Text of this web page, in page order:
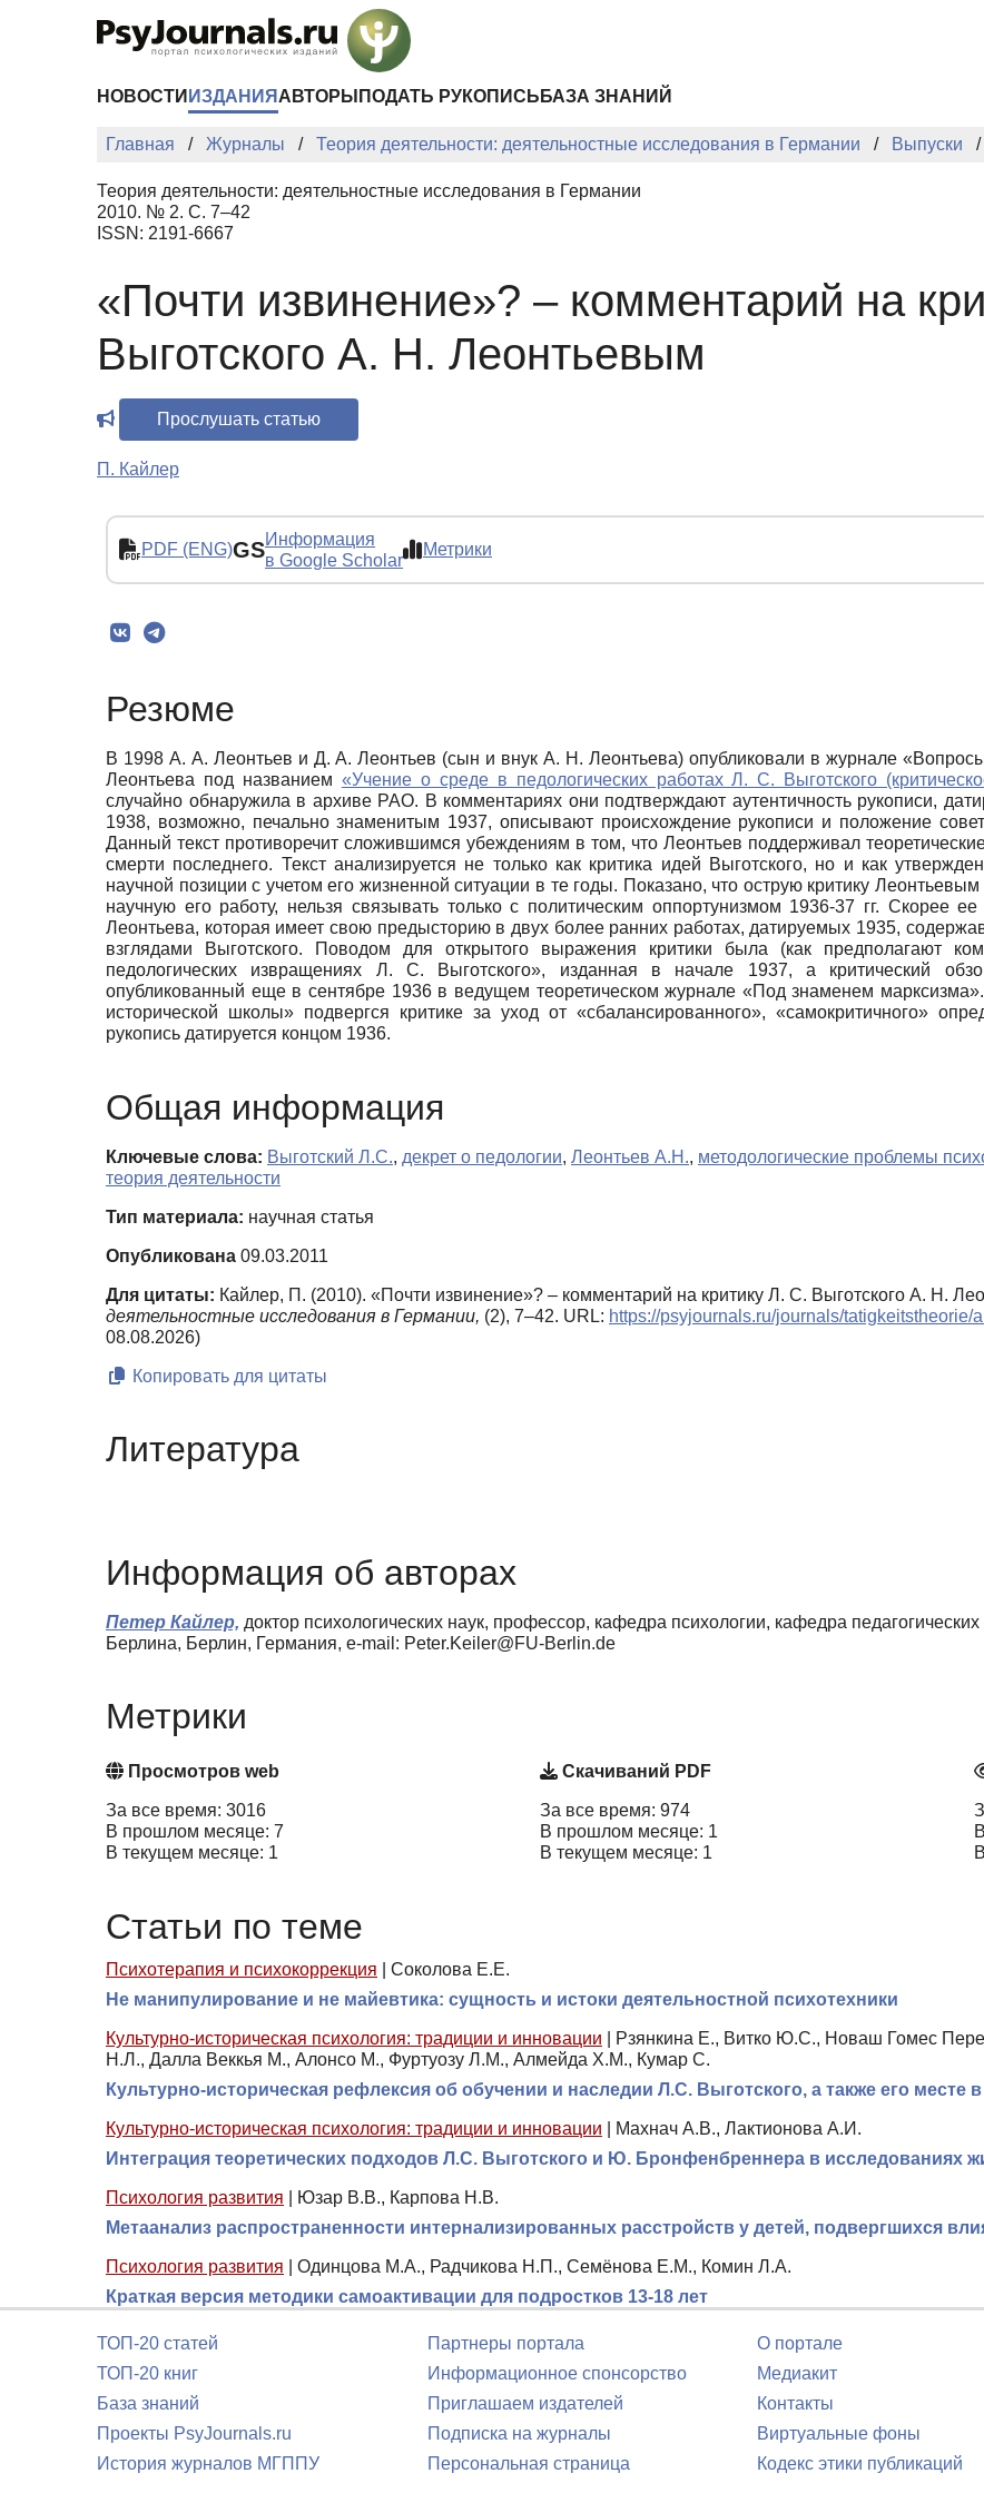
НОВОСТИ ИЗДАНИЯ АВТОРЫ ПОДАТЬ РУКОПИСЬ БАЗА ЗНАНИЙ
Главная Журналы Теория деятельности: деятельностные исследования в Германии Выпуски
Теория деятельности: деятельностные исследования в Германии
2010. № 2. С. 7–42
ISSN: 2191-6667
«Почти извинение»? – комментарий на
Выготского А. Н. Леонтьевым
Прослушать статью
П. Кайлер
PDF (ENG)GSИнформация
в Google Scholar
Метрики
Резюме
В 1998 А. А. Леонтьев и Д. А. Леонтьев (сын и внук А. Н. Леонтьева) опубликовали в журнале
Леонтьева под названием «Учение о среде в педологических работах Л. С. Выготского
случайно обнаружила в архиве РАО. В комментариях они подтверждают аутентичность рукописи,
1938, возможно, печально знаменитым 1937, описывают происхождение рукописи и положение
Данный текст противоречит сложившимся убеждениям в том, что Леонтьев поддерживал
смерти последнего. Текст анализируется не только как критика идей Выготского, но и как
научной позиции с учетом его жизненной ситуации в те годы. Показано, что острую критику
научную его работу, нельзя связывать только с политическим оппортунизмом 1936-37 гг. Скорее
Леонтьева, которая имеет свою предысторию в двух более ранних работах, датируемых 1935,
взглядами Выготского. Поводом для открытого выражения критики была (как
педологических извращениях Л. С. Выготского», изданная в начале 1937, а критический
опубликованный еще в сентябре 1936 в ведущем теоретическом журнале «Под знаменем
исторической школы» подвергся критике за уход от «сбалансированного», «самокритичного»
рукопись датируется концом 1936.
Общая информация
Ключевые слова: Выготский Л.С., декрет о педологии, Леонтьев А.Н., методологические проблемы
теория деятельности
Тип материала: научная статья
Опубликована 09.03.2011
Для цитаты: Кайлер, П. (2010). «Почти извинение»? – комментарий на критику Л. С. Выготского А. Н.
деятельностные исследования в Германии, (2), 7–42. URL: https://psyjournals.ru/journals/tatigkeitstheorie/
08.08.2026)
Копировать для цитаты
Литература
Информация об авторах
Петер Кайлер, доктор психологических наук, профессор, кафедра психологии, кафедра
Берлина, Берлин, Германия, e-mail: Peter.Keiler@FU-Berlin.de
Метрики
Просмотров web
За все время: 3016
В прошлом месяце: 7
В текущем месяце: 1
Скачиваний PDF
За все время: 974
В прошлом месяце: 1
В текущем месяце: 1
Статьи по теме
Психотерапия и психокоррекция
Соколова Е.Е.
Не манипулирование и не майевтика: сущность и истоки деятельностной психотехники
Культурно-историческая психология: традиции и инновации
Рзянкина Е., Витко Ю.С., Новаш Гомес
Н.Л., Далла Веккья М., Алонсо М., Фуртуозу Л.М., Алмейда Х.М., Кумар С.
Культурно-историческая рефлексия об обучении и наследии Л.С. Выготского, а также его месте в
Культурно-историческая психология: традиции и инновации
Махнач А.В., Лактионова А.И.
Интеграция теоретических подходов Л.С. Выготского и Ю. Бронфенбреннера в
Психология развития
Юзар В.В., Карпова Н.В.
Метаанализ распространенности интернализированных расстройств у детей, подвергшихся
Психология развития
Одинцова М.А., Радчикова Н.П., Семёнова Е.М., Комин Л.А.
Краткая версия методики самоактивации для подростков 13-18 лет
ТОП-20 статей
ТОП-20 книг
База знаний
Проекты PsyJournals.ru
История журналов МГППУ
Партнеры портала
Информационное спонсорство
Приглашаем издателей
Подписка на журналы
Персональная страница
О портале
Медиакит
Контакты
Виртуальные фоны
Кодекс этики публикаций